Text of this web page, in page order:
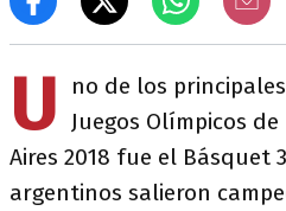
U
no de los
Juegos Olímpicos
Aires 2018 fue el Básquet
argentinos salieron